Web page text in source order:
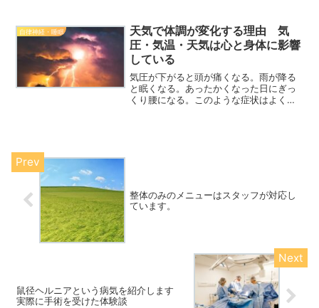
っているのでしょうか？
自律神経・睡眠
天気で体調が変化する理由 気
圧・気温・天気は心と身体に影響
している
気圧が下がると頭が痛くなる。雨が降る
と眠くなる。あったかくなった日にぎっ
くり腰になる。このような症状はよくあ
整体のみのメニューはスタッフが対応し
ています。
鼠径ヘルニアという病気を紹介します
実際に手術を受けた体験談